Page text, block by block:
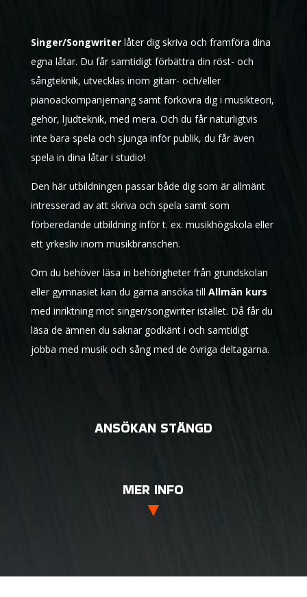
Singer/Songwriter låter dig skriva och framföra dina
egna låtar. Du får samtidigt förbättra din röst- och
sångteknik, utvecklas inom gitarr- och/eller
pianoackompanjemang samt förkovra dig i musikteori,
gehör, ljudteknik, med mera. Och du får naturligtvis
inte bara spela och sjunga inför publik, du får även
spela in dina låtar i studio!
Den här utbildningen passar både dig som är allmänt
intresserad av att skriva och spela samt som
förberedande utbildning inför t. ex. musikhögskola eller
ett yrkesliv inom musikbranschen.
Om du behöver läsa in behörigheter från grundskolan
eller gymnasiet kan du gärna ansöka till Allmän kurs
med inriktning mot singer/songwriter istället. Då får du
läsa de ämnen du saknar godkänt i och samtidigt
jobba med musik och sång med de övriga deltagarna.
ANSÖKAN STÄNGD
MER INFO
▼